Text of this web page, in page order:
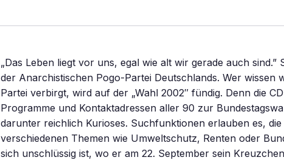
„Das Leben liegt vor uns, egal wie alt wir gerade auch sind.”
der Anarchistischen Pogo-Partei Deutschlands. Wer wissen
Partei verbirgt, wird auf der „Wahl 2002″ fündig. Denn die
Programme und Kontaktadressen aller 90 zur
darunter reichlich Kurioses. Suchfunktionen erlauben es,
verschiedenen Themen wie Umweltschutz, Renten oder
sich unschlüssig ist, wo er am 22. September sein